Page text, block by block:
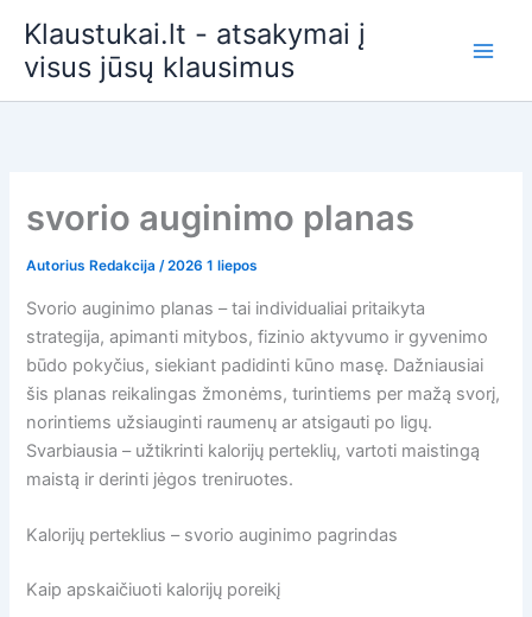
prie
turinio
Klaustukai.lt - atsakymai į
visus jūsų klausimus
svorio auginimo planas
Autorius Redakcija/2026 1 liepos
Svorio auginimo planas – tai individualiai pritaikyta
strategija, apimanti mitybos, fizinio aktyvumo ir gyvenimo
būdo pokyčius, siekiant padidinti kūno masę. Dažniausiai
šis planas reikalingas žmonėms, turintiems per mažą svorį,
norintiems užsiauginti raumenų ar atsigauti po ligų.
Svarbiausia – užtikrinti kalorijų perteklių, vartoti maistingą
maistą ir derinti jėgos treniruotes.
Kalorijų perteklius – svorio auginimo pagrindas
Kaip apskaičiuoti kalorijų poreikį